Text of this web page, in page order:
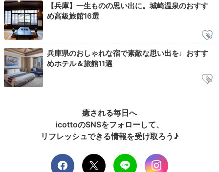
its_me_anlina
18時頃に「極楽蒸し」が始まります！
かも…！と思うような豪華さでした。
ラウンジでゆったり
お酒を楽しむ夜
【兵庫】一生ものの思い出に。城崎温泉のおすす
め高級旅館16選
兵庫県のおしゃれな宿で素敵な思い出を♩おすす
めホテル＆旅館11選
癒される毎日へ
icottoのSNSをフォローして、
リフレッシュできる情報を受け取ろう♪